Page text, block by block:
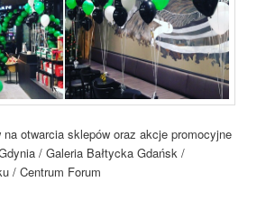
na otwarcia sklepów oraz akcje promocyjne
/ Galeria Bałtycka Gdańsk /
/ Centrum Forum